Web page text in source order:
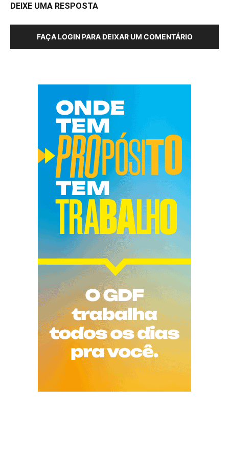
DEIXE UMA RESPOSTA
FAÇA LOGIN PARA DEIXAR UM COMENTÁRIO